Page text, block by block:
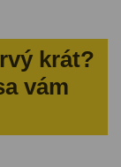
krát?
vám